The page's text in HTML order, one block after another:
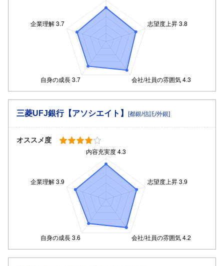
三菱UFJ銀行【アソシエイト】 [都銀/信託/外銀]
オススメ度